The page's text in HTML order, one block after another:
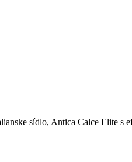
sídlo, Antica Calce Elite s